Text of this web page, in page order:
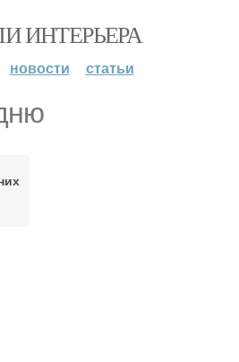
ИНТЕРЬЕРА
новости статьи